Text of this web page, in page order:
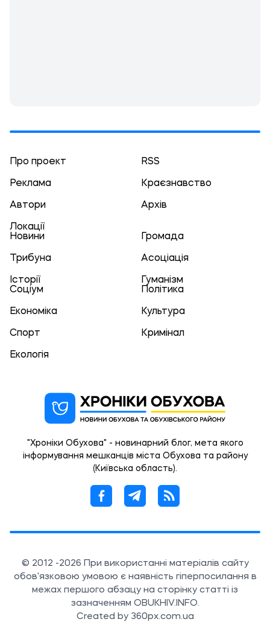
Про проект RSS
Реклама Краєзнавство
Автори Архів
Локації
Новини
Громада
Трибуна Асоціація
Історії
Гуманізм
Соціум
Політика
Економіка Культура
Спорт Кримінал
Екологія
"Хроніки Обухова" - новинарний блог, мета якого
інформування мешканців міста Обухова та району
(Київська область).
© 2012 -2026 При використанні матеріалів сайту
обов'язковою умовою є наявність гіперпосилання в
межах першого абзацу на сторінку статті із
зазначенням OBUKHIV.INFO.
Created by 360px.com.ua